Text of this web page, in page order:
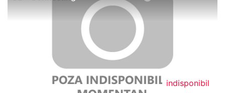
indisponibil